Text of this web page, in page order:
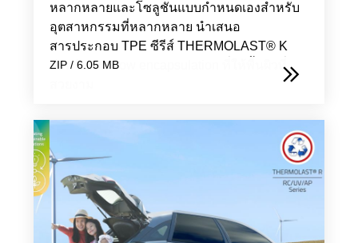
หลากหลายและโซลูชันแบบกำหนดเองสำหรับ
อุตสาหกรรมที่หลากหลาย นำเสนอ
สารประกอบ TPE ซีรีส์ THERMOLAST® K
สำหรับ window encapsulation ที่ให้พื้นผิวที่
ZIP / 6.05 MB